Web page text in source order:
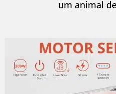
um animal